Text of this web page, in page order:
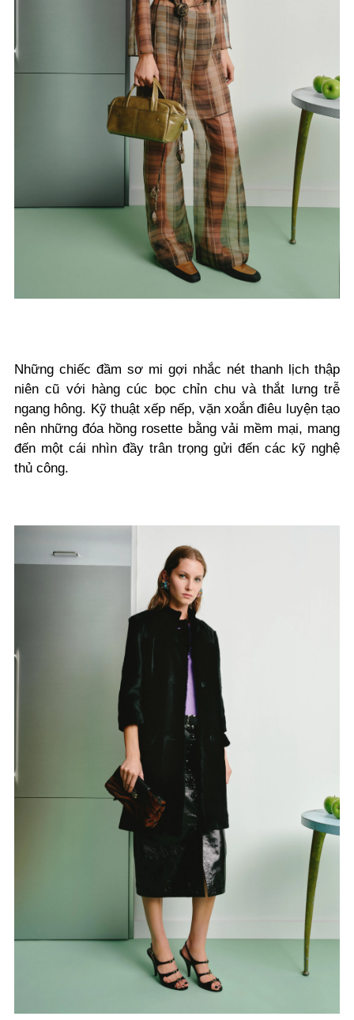
Những chiếc đầm sơ mi gợi nhắc nét thanh lịch thập
niên cũ với hàng cúc bọc chỉn chu và thắt lưng trễ
ngang hông. Kỹ thuật xếp nếp, vặn xoắn điêu luyện tạo
nên những đóa hồng rosette bằng vải mềm mại, mang
đến một cái nhìn đầy trân trọng gửi đến các kỹ nghệ
thủ công.